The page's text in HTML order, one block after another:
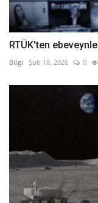
RTÜK'ten
Bilgi Şub 18, 2026 0